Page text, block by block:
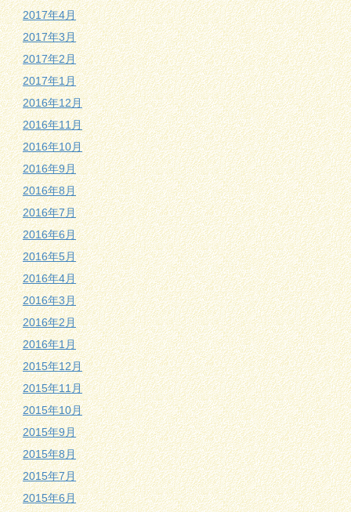
2017年4月
2017年3月
2017年2月
2017年1月
2016年12月
2016年11月
2016年10月
2016年9月
2016年8月
2016年7月
2016年6月
2016年5月
2016年4月
2016年3月
2016年2月
2016年1月
2015年12月
2015年11月
2015年10月
2015年9月
2015年8月
2015年7月
2015年6月